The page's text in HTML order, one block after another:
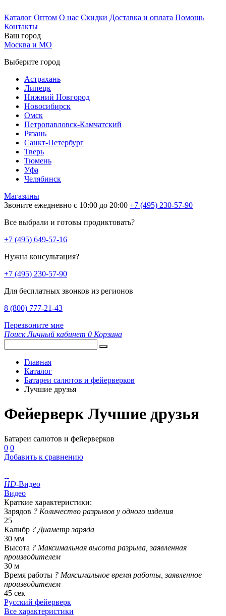
Каталог Оптом О нас Скидки Доставка и оплата Помощь
Контакты
Ваш город
Москва и МО
Выберите город
Астрахань
Липецк
Нижний Новгород
Новосибирск
Омск
Петропавловск-Камчатский
Рязань
Санкт-Петербург
Тверь
Тюмень
Уфа
Челябинск
Магазины
Звоните ежедневно с 10:00 до 20:00 +7 (495) 230-57-90
Все выбрали и готовы продиктовать?
+7 (495) 649-57-16
Нужна консультация?
+7 (495) 230-57-90
Для бесплатных звонков из регионов
8 (800) 777-21-43
Перезвоните мне
Поиск Личный кабинет 0 Корзина
Главная
Каталог
Батареи салютов и фейерверков
Лучшие друзья
Фейерверк Лучшие друзья
Батареи салютов и фейерверков
0 0
Добавить к сравнению
HD-Видео
Видео
Краткие характеристики:
Зарядов ? Количество разрывов у одного изделия
25
Калибр ? Диаметр заряда
30 мм
Высота ? Максимальная высота разрыва, заявленная
производителем
30 м
Время работы ? Максимальное время работы, заявленное
производителем
45 сек
Русский фейерверк
Все характеристики